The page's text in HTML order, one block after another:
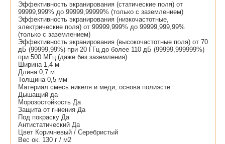
Эффективность экранирования (статические поля) от
99999,999% до 99999,99999% (только с заземлением)
Эффективность экранирования (низкочастотные,
электрические поля) от 99999,999% до 99999,999,99%
(только с заземлением)
Эффективность экранирования (высокочастотные поля) от 70
дБ (99999,99%) при 20 ГГц до более 110 дБ (99999,999999%)
при 500 МГц (даже без заземления)
Ширина 1,4 м
Длина 0,7 м
Толщина 0,5 мм
Материал смесь никеля и меди, основа полиэсте
Дышащий да
Морозостойкость Да
Защита от гниения Да
Под покраску Да
Антистатический Да
Цвет Коричневый / Серебристый
Вес ок. 130 г / м2